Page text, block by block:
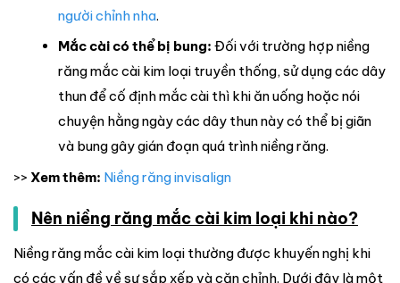
người chỉnh nha.
Mắc cài có thể bị bung: Đối với trường hợp niềng
răng mắc cài kim loại truyền thống, sử dụng các dây
thun để cố định mắc cài thì khi ăn uống hoặc nói
chuyện hằng ngày các dây thun này có thể bị giãn
và bung gây gián đoạn quá trình niềng răng.
>> Xem thêm: Niềng răng invisalign
Nên niềng răng mắc cài kim loại khi nào?
Niềng răng mắc cài kim loại thường được khuyến nghị khi
có các vấn đề về sự sắp xếp và căn chỉnh. Dưới đây là một